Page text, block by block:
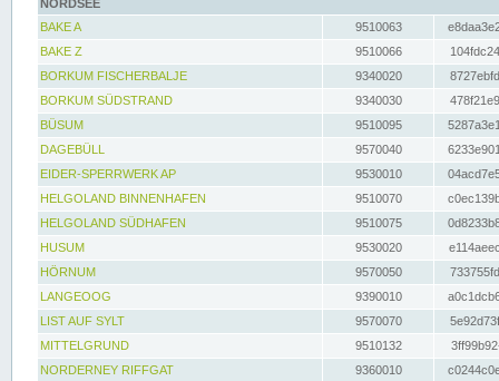
NORDSEE
BAKE A
9510063
BAKE Z
9510066
BORKUM FISCHERBALJE
9340020
BORKUM SÜDSTRAND
9340030
BÜSUM
9510095
DAGEBÜLL
9570040
EIDER-SPERRWERK AP
9530010
HELGOLAND BINNENHAFEN
9510070
HELGOLAND SÜDHAFEN
9510075
HUSUM
9530020
HÖRNUM
9570050
LANGEOOG
9390010
LIST AUF SYLT
9570070
MITTELGRUND
9510132
NORDERNEY RIFFGAT
9360010